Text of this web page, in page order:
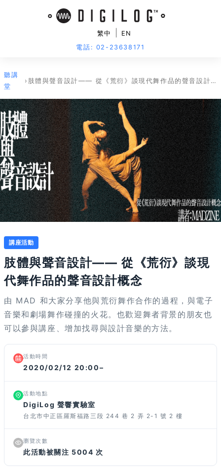
繁中
EN
電話: 02-23638171
聽講
堂
› 肢體與聲音設計—— 從《荒衍》談現代舞作品的聲音設計概念
講座活動
肢體與聲音設計—— 從《荒衍》談現
代舞作品的聲音設計概念
由 MAD 和大家分享他與荒衍舞作合作的過程，與電子
音樂和劇場舞作碰撞的火花。也歡迎舞者背景的朋友也
可以參與講座、增加找尋與設計音樂的方法。
活動時間
2020/02/12 20:00–
活動地點
DigiLog 聲響實驗室
台北市中正區羅斯福路三段 244 巷 2 弄 2-1 號 2 樓
瀏覽次數
此活動被關注 5004 次